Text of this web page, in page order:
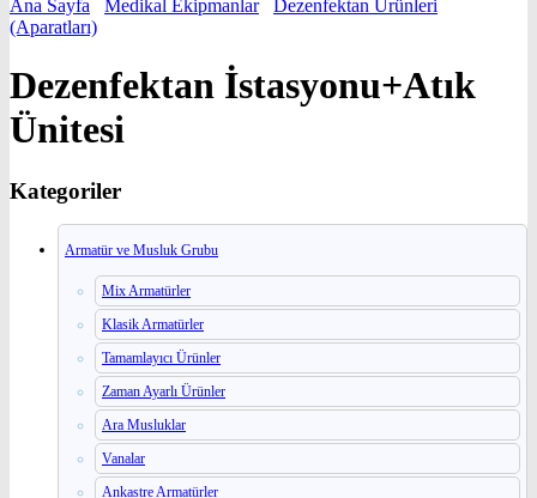
Ana Sayfa Medikal Ekipmanlar
Dezenfektan Ürünleri
(Aparatları)
Dezenfektan İstasyonu+Atık
Ünitesi
Kategoriler
Armatür ve Musluk Grubu
Mix Armatürler
Klasik Armatürler
Tamamlayıcı Ürünler
Zaman Ayarlı Ürünler
Ara Musluklar
Vanalar
Ankastre Armatürler